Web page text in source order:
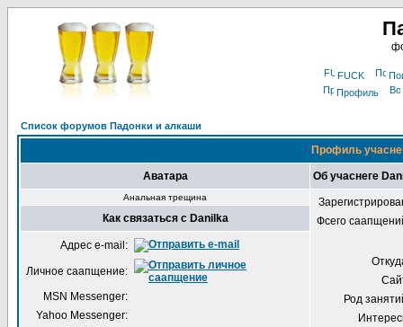
FUCK
Профиль
Список форумов Падонки и алкаши
Профиль
Аватара Об учаснеге
Анальная трещина
Фсего
Род
Как связаться с Danilka
Адрес e-mail:
Личное саапщение:
MSN Messenger:
Yahoo Messenger: